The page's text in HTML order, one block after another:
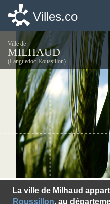
Villes.co
Ville de
MILHAUD
(Languedoc-Roussillon)
La ville de Milhaud
Roussillon, au
Villes.co